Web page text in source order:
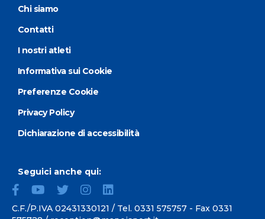
Chi siamo
Contatti
I nostri atleti
Informativa sui Cookie
Preferenze Cookie
Privacy Policy
Dichiarazione di accessibilità
Seguici anche qui:
C.F./P.IVA 02431330121 / Tel. 0331 575757 - Fax 0331